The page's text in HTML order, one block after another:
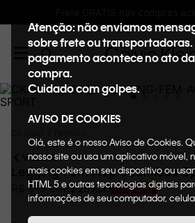
Atenção: não enviamos
sobre frete ou transportadoras.
pagamento acontece no ato
compra.
Cuidado com golpes.
AVISO DE COOKIES
Olá, este é o nosso Aviso de Cookies.
nosso site ou usa um aplicativo móvel,
mais cookies em seu dispositivo ou
HTML 5 e outras tecnologias digitais
informações de seu computador,
VOLTAR
Legging Fem Aop Seamless
319,00R$259 00 19%OFF